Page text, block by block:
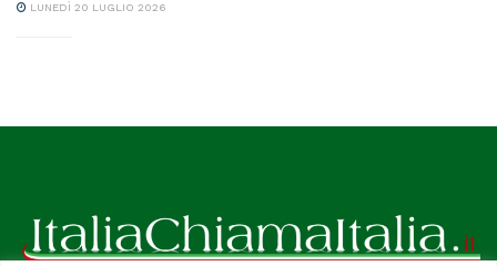
LUNEDÌ 20 LUGLIO 2026